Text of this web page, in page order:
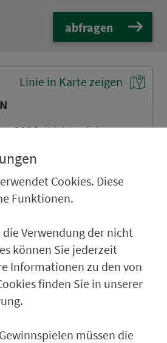
abfragen
Linie in Karte zeigen
2026 (Lichtenfels -
2026 (Lichtenfels -
Groß­raum
Cookies. Diese
Funktionen.
Verwendung der nicht
können Sie jederzeit
Informationen zu den von
finden Sie in unserer
müssen die